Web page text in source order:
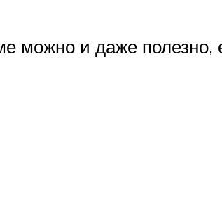
можно и даже полезно,